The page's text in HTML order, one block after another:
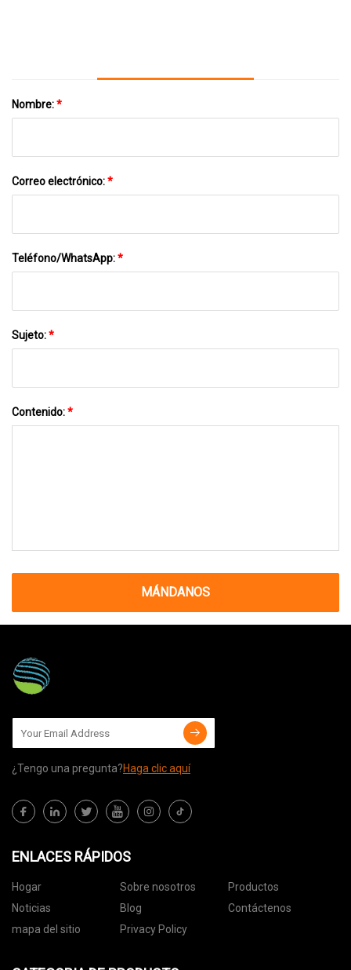
Nombre:*
Correo electrónico:*
Teléfono/WhatsApp:*
Sujeto:*
Contenido:*
MÁNDANOS
¿Tengo una pregunta?Haga clic aquí
ENLACES RÁPIDOS
Hogar Sobre nosotros
Productos
Noticias
Blog
Contáctenos
mapa del sitio
Privacy Policy